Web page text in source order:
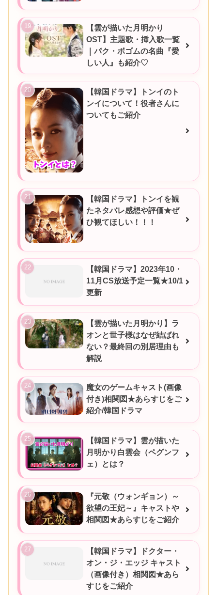
【雲が描いた月明かり
OST】主題歌・挿入歌一覧
｜パク・ボゴムの名曲『愛
しい人』も紹介♡
【韓国ドラマ】トンイのト
ンイについて！役者さんに
ついてもご紹介
【韓国ドラマ】トンイを観
たネタバレ感想や評価★ぜ
ひ観てほしい！！！
【韓国ドラマ】2023年10・
11月CS放送予定一覧★10/1
更新
【雲が描いた月明かり】ラ
オンと世子様はなぜ結ばれ
ない？最終回の別居理由も
解説
魔女のゲームキャスト(画像
付き)相関図★あらすじをご
紹介/韓国ドラマ
【韓国ドラマ】雲が描いた
月明かり白雲会（ペグンフ
ェ）とは？
『元敬（ウォンギョン）～
欲望の王妃～』キャストや
相関図★あらすじをご紹介
【韓国ドラマ】ドクター・
オン・ジ・エッジ キャスト
（画像付き）相関図★あら
すじをご紹介